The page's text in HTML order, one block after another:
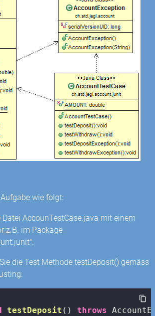
wie folgt:
Datei AccounTestCase.java mit einem
z.B. im Package
die Test Methode testDeposit() gemäss
testDeposit () throws